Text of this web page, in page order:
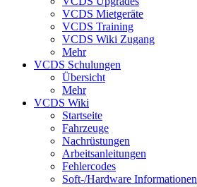
VCDS Mietgeräte
VCDS Training
VCDS Wiki Zugang
Mehr
VCDS Schulungen
Übersicht
Mehr
VCDS Wiki
Startseite
Fahrzeuge
Nachrüstungen
Arbeitsanleitungen
Fehlercodes
Soft-/Hardware Informationen